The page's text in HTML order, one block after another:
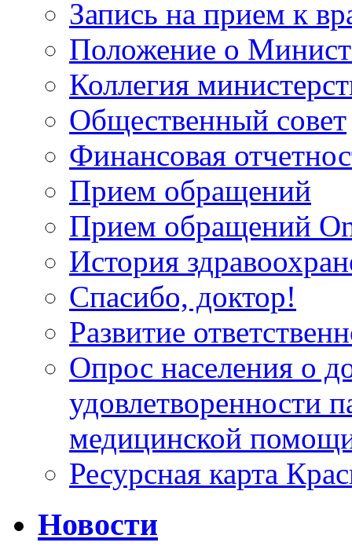
Запись на прием к
Положение о
Коллегия
Общественный совет
Финансовая
Прием обращений
Прием обращений
История
Спасибо, доктор!
Развитие
Опрос населения о
удовлетворенности
медицинской
Ресурсная карта
Новости